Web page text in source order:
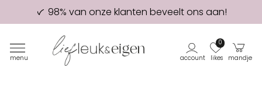
98% van onze klanten beveelt ons aan!
Eerste proefdruk GRATIS
menu account likes
0
mandje